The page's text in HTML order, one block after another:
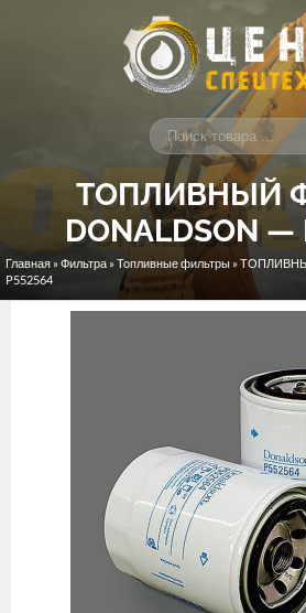
Перейти к основному содержанию
Лизинг
Сервис и
Контакты
ТОПЛИВНЫЙ
DONALDSON —
Вы здесь
Главная »Фильтра »Топливные фильтры »
P552564